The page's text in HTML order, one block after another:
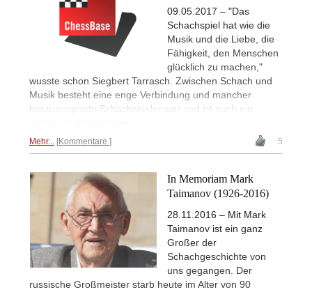
09.05.2017 – "Das
Schachspiel hat wie die
Musik und die Liebe, die
Fähigkeit, den Menschen
glücklich zu machen,"
wusste schon Siegbert Tarrasch. Zwischen Schach und
Musik besteht eine enge Verbindung und mancher
herausragende Schachspieler war und ist auch ein
Mehr... Kommentare 5
In Memoriam Mark
Taimanov (1926-2016)
28.11.2016 – Mit Mark
Taimanov ist ein ganz
Großer der
Schachgeschichte von
uns gegangen. Der
russische Großmeister starb heute im Alter von 90